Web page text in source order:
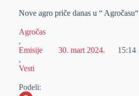
Nove agro priče danas u “ Agročasu“
Agročas
,
Emisije
,
Vesti
30. mart 2024. 15:14
Podeli: